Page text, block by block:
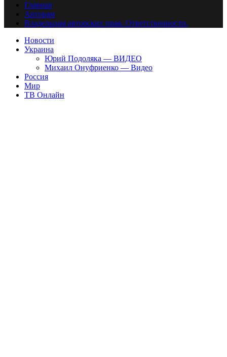
Главная
Авторам
Владельцам авторских прав. Ответственности.
Новости
Украина
Юрий Подоляка — ВИДЕО
Михаил Онуфриенко — Видео
Россия
Мир
ТВ Онлайн